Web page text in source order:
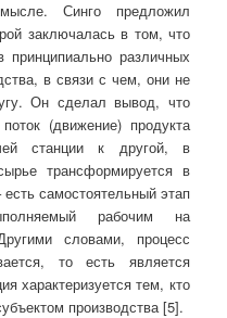
Синго предложил
заключалась в том, что
принципиально различных
в связи с чем, они не
Он сделал вывод, что
(движение) продукта
станции к другой, в
трансформируется в
самостоятельный этап
рабочим на
словами, процесс
то есть является
характеризуется тем, кто
производства [5].